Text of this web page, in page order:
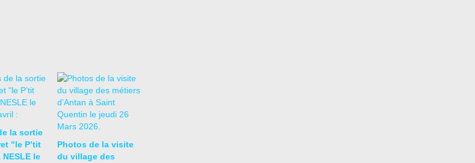
la sortie
"le P’tit
le
Photos de la visite
du village des